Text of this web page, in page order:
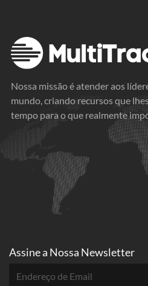
Nossa missão é atender aos
mundo, criando recursos que
tempo para o que realmente
Assine a Nossa Newsletter